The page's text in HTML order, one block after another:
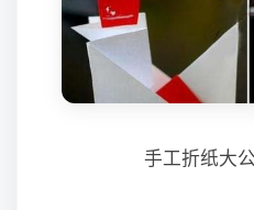
手工折纸大